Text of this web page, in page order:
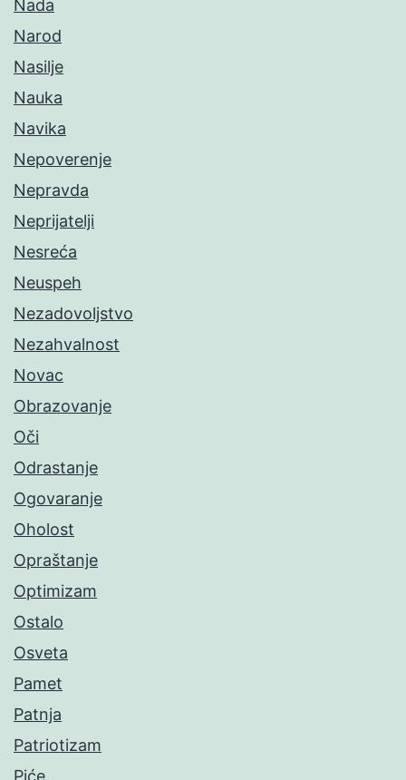
Nada
Narod
Nasilje
Nauka
Navika
Nepoverenje
Nepravda
Neprijatelji
Nesreća
Neuspeh
Nezadovoljstvo
Nezahvalnost
Novac
Obrazovanje
Oči
Odrastanje
Ogovaranje
Oholost
Opraštanje
Optimizam
Ostalo
Osveta
Pamet
Patnja
Patriotizam